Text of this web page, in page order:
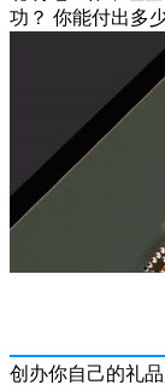
功？ 你能付出多
创办你自己的礼